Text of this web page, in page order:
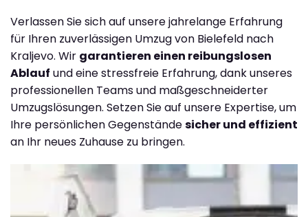
Verlassen Sie sich auf unsere jahrelange Erfahrung
für Ihren zuverlässigen Umzug von Bielefeld nach
Kraljevo. Wir garantieren einen reibungslosen
Ablauf und eine stressfreie Erfahrung, dank unseres
professionellen Teams und maßgeschneiderter
Umzugslösungen. Setzen Sie auf unsere Expertise, um
Ihre persönlichen Gegenständesicher und effizient
an Ihr neues Zuhause zu bringen.